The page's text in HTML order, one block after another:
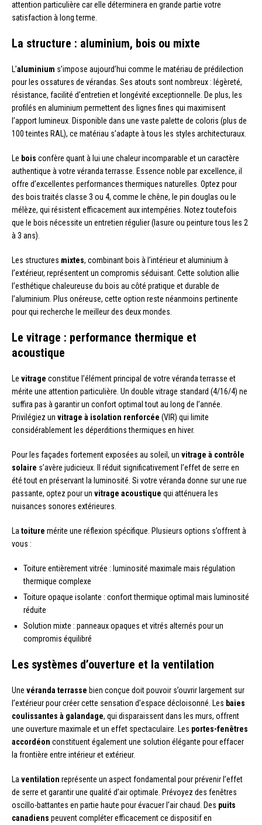
attention particulière car elle déterminera en grande partie votre
satisfaction à long terme.
La structure : aluminium, bois ou mixte
L’aluminium s’impose aujourd’hui comme le matériau de prédilection
pour les ossatures de vérandas. Ses atouts sont nombreux : légèreté,
résistance, facilité d’entretien et longévité exceptionnelle. De plus, les
profilés en aluminium permettent des lignes fines qui maximisent
l’apport lumineux. Disponible dans une vaste palette de coloris (plus de
100 teintes RAL), ce matériau s’adapte à tous les styles architecturaux.
Le bois confère quant à lui une chaleur incomparable et un caractère
authentique à votre véranda terrasse. Essence noble par excellence, il
offre d’excellentes performances thermiques naturelles. Optez pour
des bois traités classe 3 ou 4, comme le chêne, le pin douglas ou le
mélèze, qui résistent efficacement aux intempéries. Notez toutefois
que le bois nécessite un entretien régulier (lasure ou peinture tous les 2
à 3 ans).
Les structures mixtes, combinant bois à l’intérieur et aluminium à
l’extérieur, représentent un compromis séduisant. Cette solution allie
l’esthétique chaleureuse du bois au côté pratique et durable de
l’aluminium. Plus onéreuse, cette option reste néanmoins pertinente
pour qui recherche le meilleur des deux mondes.
Le vitrage : performance thermique et
acoustique
Le vitrage constitue l’élément principal de votre véranda terrasse et
mérite une attention particulière. Un double vitrage standard (4/16/4) ne
suffira pas à garantir un confort optimal tout au long de l’année.
Privilégiez un vitrage à isolation renforcée (VIR) qui limite
considérablement les déperditions thermiques en hiver.
Pour les façades fortement exposées au soleil, un vitrage à contrôle
solaire s’avère judicieux. Il réduit significativement l’effet de serre en
été tout en préservant la luminosité. Si votre véranda donne sur une rue
passante, optez pour un vitrage acoustique qui atténuera les
nuisances sonores extérieures.
La toiture mérite une réflexion spécifique. Plusieurs options s’offrent à
vous :
Toiture entièrement vitrée : luminosité maximale mais régulation
thermique complexe
Toiture opaque isolante : confort thermique optimal mais luminosité
réduite
Solution mixte : panneaux opaques et vitrés alternés pour un
compromis équilibré
Les systèmes d’ouverture et la ventilation
Une véranda terrasse bien conçue doit pouvoir s’ouvrir largement sur
l’extérieur pour créer cette sensation d’espace décloisonné. Les baies
coulissantes à galandage, qui disparaissent dans les murs, offrent
une ouverture maximale et un effet spectaculaire. Les portes-fenêtres
accordéon constituent également une solution élégante pour effacer
la frontière entre intérieur et extérieur.
La ventilation représente un aspect fondamental pour prévenir l’effet
de serre et garantir une qualité d’air optimale. Prévoyez des fenêtres
oscillo-battantes en partie haute pour évacuer l’air chaud. Des puits
canadiens peuvent compléter efficacement ce dispositif en